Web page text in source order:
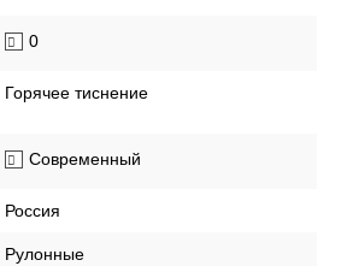
0
Горячее тиснение
Современный
Россия
Рулонные